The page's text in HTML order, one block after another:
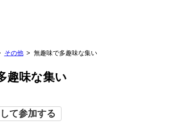
その他 無趣味で多趣味な集い
趣味な集い
て参加する